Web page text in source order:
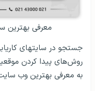
معرفی بهترین
جستجو در سایتهای
روش‌های پیدا کردن
به معرفی بهترین وب